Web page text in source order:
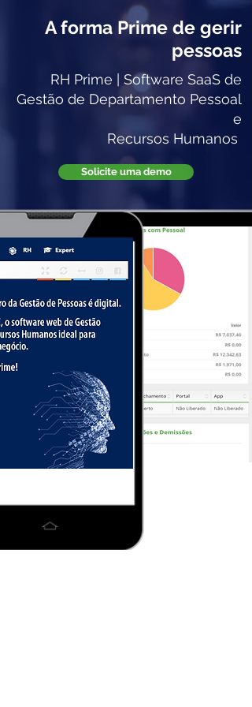
A forma Prime de gerir
pessoas
RH Prime | Software SaaS de
Gestão de Departamento Pessoal
e
Recursos Humanos
Solicite uma demo